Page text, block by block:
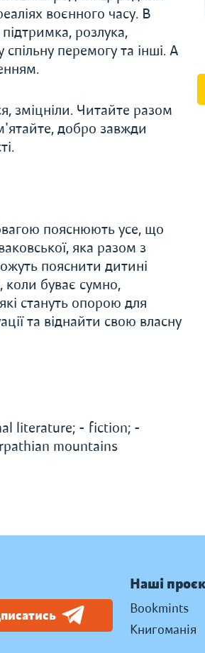
воєнного часу. В
розлука,
спільну перемогу та інші. А
зміцніли. Читайте разом
добро завжди
пояснюють усе, що
яка разом з
пояснити дитині
коли буває сумно,
стануть опорою для
та віднайти свою власну
literature; - fiction; -
mountains
Наші
Bookmints
Книгоманія